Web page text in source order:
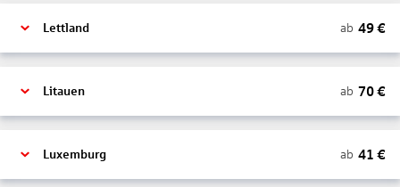
Lettland ab 49€
Litauen ab 70€
Luxemburg ab 41 €